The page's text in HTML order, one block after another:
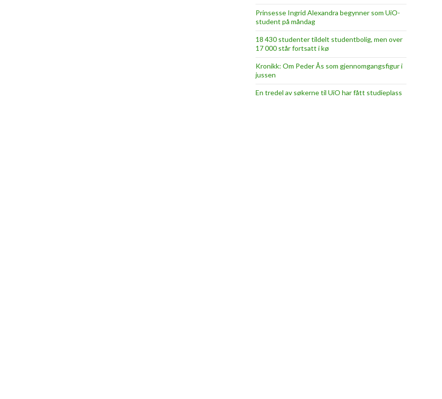
Prinsesse Ingrid Alexandra begynner som UiO-
student på måndag
18 430 studenter tildelt studentbolig, men over
17 000 står fortsatt i kø
Kronikk: Om Peder Ås som gjennomgangsfigur i
jussen
En tredel av søkerne til UiO har fått studieplass